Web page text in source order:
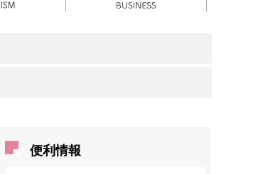
便利情報